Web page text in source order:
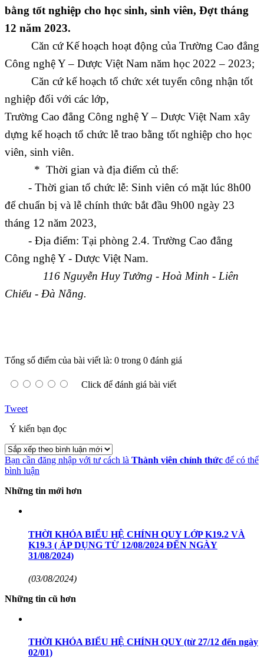
bằng tốt nghiệp cho học sinh, sinh viên, Đợt tháng
12 năm 2023.
Căn cứ Kế hoạch hoạt động của Trường Cao đẳng
Công nghệ Y – Dược Việt Nam năm học 2022 – 2023;
Căn cứ kế hoạch tổ chức xét tuyển công nhận tốt
nghiệp đối với các lớp,
Trường Cao đẳng Công nghệ Y – Dược Việt Nam xây
dựng kế hoạch tổ chức lễ trao bằng tốt nghiệp cho học
viên, sinh viên.
* Thời gian và địa điểm củ thể:
- Thời gian tổ chức lễ: Sinh viên có mặt lúc 8h00
để chuẩn bị và lễ chính thức bắt đầu 9h00 ngày 23
tháng 12 năm 2023,
- Địa điểm: Tại phòng 2.4. Trường Cao đẳng
Công nghệ Y - Dược Việt Nam.
116 Nguyễn Huy Tưởng - Hoà Minh - Liên
Chiểu - Đà Nẵng.
Tổng số điểm của bài viết là: 0 trong 0 đánh giá
Click để đánh giá bài viết
Tweet
Ý kiến bạn đọc
Bạn cần đăng nhập với tư cách là Thành viên chính thức để có thể
bình luận
Những tin mới hơn
THỜI KHÓA BIỂU HỆ CHÍNH QUY LỚP K19.2 VÀ
K19.3 ( ÁP DỤNG TỪ 12/08/2024 ĐẾN NGÀY
31/08/2024)
(03/08/2024)
Những tin cũ hơn
THỜI KHÓA BIỂU HỆ CHÍNH QUY (từ 27/12 đến ngày
02/01)